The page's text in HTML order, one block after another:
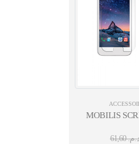
MOBILIS
د.م.61,60